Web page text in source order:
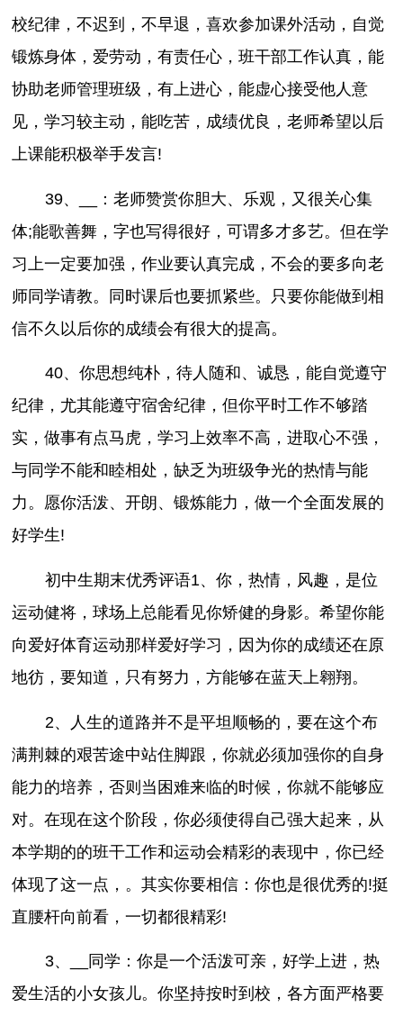
校纪律，不迟到，不早退，喜欢参加课外活动，自觉
锻炼身体，爱劳动，有责任心，班干部工作认真，能
协助老师管理班级，有上进心，能虚心接受他人意
见，学习较主动，能吃苦，成绩优良，老师希望以后
上课能积极举手发言!
39、__：老师赞赏你胆大、乐观，又很关心集
体;能歌善舞，字也写得很好，可谓多才多艺。但在学
习上一定要加强，作业要认真完成，不会的要多向老
师同学请教。同时课后也要抓紧些。只要你能做到相
信不久以后你的成绩会有很大的提高。
40、你思想纯朴，待人随和、诚恳，能自觉遵守
纪律，尤其能遵守宿舍纪律，但你平时工作不够踏
实，做事有点马虎，学习上效率不高，进取心不强，
与同学不能和睦相处，缺乏为班级争光的热情与能
力。愿你活泼、开朗、锻炼能力，做一个全面发展的
好学生!
初中生期末优秀评语1、你，热情，风趣，是位
运动健将，球场上总能看见你矫健的身影。希望你能
向爱好体育运动那样爱好学习，因为你的成绩还在原
地彷，要知道，只有努力，方能够在蓝天上翱翔。
2、人生的道路并不是平坦顺畅的，要在这个布
满荆棘的艰苦途中站住脚跟，你就必须加强你的自身
能力的培养，否则当困难来临的时候，你就不能够应
对。在现在这个阶段，你必须使得自己强大起来，从
本学期的的班干工作和运动会精彩的表现中，你已经
体现了这一点，。其实你要相信：你也是很优秀的!挺
直腰杆向前看，一切都很精彩!
3、__同学：你是一个活泼可亲，好学上进，热
爱生活的小女孩儿。你坚持按时到校，各方面严格要